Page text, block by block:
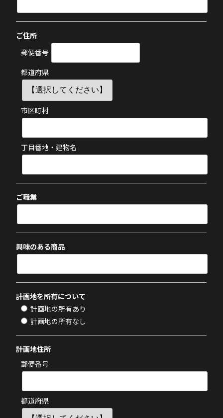
ご住所
郵便番号
都道府県
市区町村
丁目番地・建物名
ご職業
興味のある商品
計画地を所有について
計画地の所有あり
計画地の所有なし
計画地住所
郵便番号
都道府県